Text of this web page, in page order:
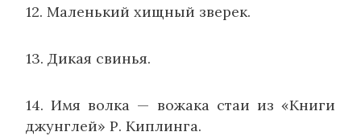
12. Маленький хищный зверек.
13. Дикая свинья.
14. Имя волка — вожака стаи из «Книги
джунглей» Р. Киплинга.